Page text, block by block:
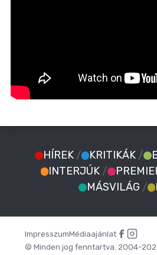
HÍREK / KRITIKÁK /
INTERJÚK /
MÁSVILÁG /
ImpresszumMédiaajánlat
© Minden jog fenntartva. 2004-